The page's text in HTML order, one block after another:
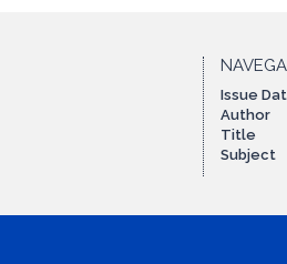
Issue
Author
Title
Subject